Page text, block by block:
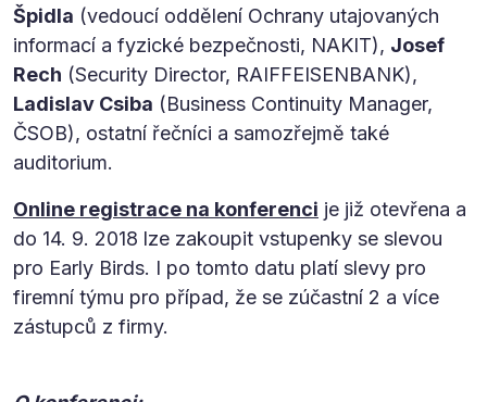
Špidla (vedoucí oddělení Ochrany utajovaných
informací a fyzické bezpečnosti, NAKIT), Josef
Rech (Security Director, RAIFFEISENBANK),
Ladislav Csiba (Business Continuity Manager,
ČSOB), ostatní řečníci a samozřejmě také
auditorium.
Online registrace na konferenci je již otevřena a
do 14. 9. 2018 lze zakoupit vstupenky se slevou
pro Early Birds. I po tomto datu platí slevy pro
firemní týmu pro případ, že se zúčastní 2 a více
zástupců z firmy.